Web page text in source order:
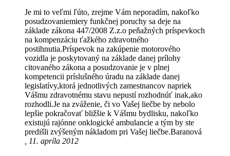
Je mi to veľmi ľúto, zrejme Vám neporadím, nakoľko
posudzovaniemiery funkčnej poruchy sa deje na
základe zákona 447/2008 Z.z.o peňažných príspevkoch
na kompenzáciu ťažkého zdravotného
postihnutia.Príspevok na zakúpenie motorového
vozidla je poskytovaný na základe danej prílohy
citovaného zákona a posudzovanie je v plnej
kompetencii príslušného úradu na základe danej
legislatívy,ktorá jednotlivých zamestnancov napriek
Vášmu zdravotnému stavu nepustí rozhodnúť inak,ako
rozhodli.Je na zváženie, či vo Vašej liečbe by nebolo
lepšie pokračovať bližšie k Vášmu bydlisku, nakoľko
existujú rajónne onklogické ambulancie a tým by ste
predišli zvýšeným nákladom pri Vašej liečbe.Baranová
, 11. apríla 2012